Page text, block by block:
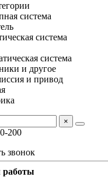
система
система
система
и другое
и привод
×
200
звонок